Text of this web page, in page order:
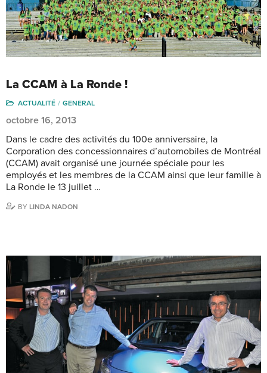
La CCAM à La Ronde !
ACTUALITÉ GENERAL
octobre 16, 2013
Dans le cadre des activités du 100e anniversaire, la
Corporation des concessionnaires d’automobiles de Montréal
(CCAM) avait organisé une journée spéciale pour les
employés et les membres de la CCAM ainsi que leur famille à
La Ronde le 13 juillet …
BY LINDA NADON